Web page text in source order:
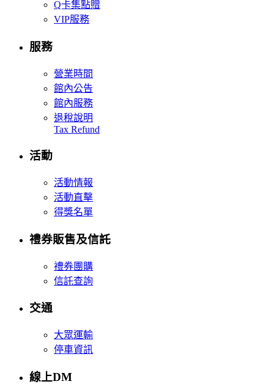
Q卡集點贈
VIP服務
服務
營業時間
館內公告
館內服務
退稅說明
Tax Refund
活動
活動情報
活動直擊
得獎名單
禮券販售及信託
禮券團購
信託查詢
交通
大眾運輸
停車資訊
線上DM